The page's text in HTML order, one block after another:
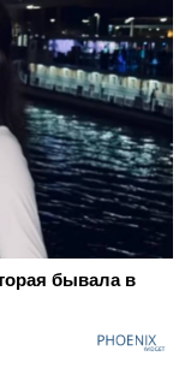
бывала в